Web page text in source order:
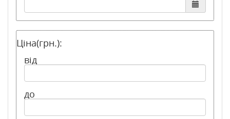
Ціна(грн.):
від
до